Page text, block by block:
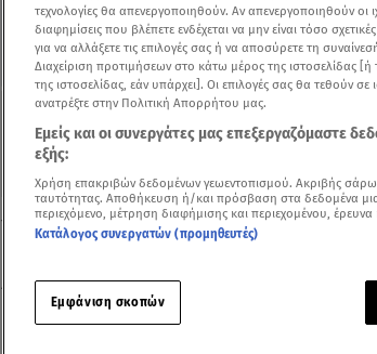
Δείτε περισσότερα άρθρα μας στα
Τα Φώτα αλλά και το σαββατοκύριακο που μας
Ανάμεσα στους επισκέπτες των
Γιώργος Λιάγκας – Στον
τεχνολογίες θα απενεργοποιηθούν. Αν απενεργοποιηθούν οι
διαφημίσεις που βλέπετε ενδέχεται να μην είναι τόσο
για να αλλάξετε τις επιλογές σας ή να αποσύρετε τη
Διαχείριση προτιμήσεων στο κάτω μέρος της ιστοσελίδας
της ιστοσελίδας, εάν υπάρχει]. Οι επιλογές σας θα τεθούν σε
ανατρέξτε στην Πολιτική Απορρήτου μας.
Εμείς και οι συνεργάτες μας επεξεργαζόμαστε
εξής:
Χρήση επακριβών δεδομένων γεωεντοπισμού. Ακριβής
ταυτότητας. Αποθήκευση ή/και πρόσβαση στα δεδομένα
περιεχόμενο, μέτρηση διαφήμισης και περιεχομένου,
Κατάλογος συνεργατών (προμηθευτές)
Εμφάνιση σκοπών